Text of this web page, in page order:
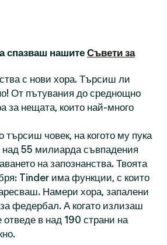
спазваш нашитеСъвети за
с нови хора. Търсиш ли
От пътувания до среднощно
за нещата, които най-много
човек, на когото му пука
над 55 милиарда съвпадения
на запознанства. Твоята
Tinder има функции, с които
Намери хора, запалени
федербал. А когато излизаш
в над 190 страни на